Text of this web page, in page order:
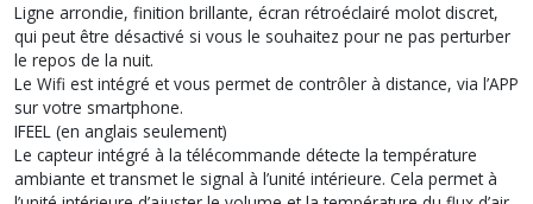
Ligne arrondie, finition brillante, écran rétroéclairé molot discret,
qui peut être désactivé si vous le souhaitez pour ne pas perturber
le repos de la nuit.
Le Wifi est intégré et vous permet de contrôler à distance, via l’APP
sur votre smartphone.
IFEEL (en anglais seulement)
Le capteur intégré à la télécommande détecte la température
ambiante et transmet le signal à l’unité intérieure. Cela permet à